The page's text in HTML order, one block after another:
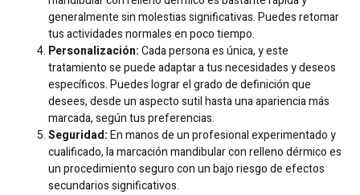
generalmente sin molestias significativas. Puedes retomar
tus actividades normales en poco tiempo.
Personalización:Cada persona es única, y este
tratamiento se puede adaptar a tus necesidades y deseos
específicos. Puedes lograr el grado de definición que
desees, desde un aspecto sutil hasta una apariencia más
marcada, según tus preferencias.
Seguridad:En manos de un profesional experimentado y
cualificado, la marcación mandibular con relleno dérmico es
un procedimiento seguro con un bajo riesgo de efectos
secundarios significativos.